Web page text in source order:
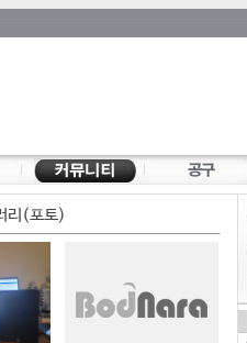
리(포토)